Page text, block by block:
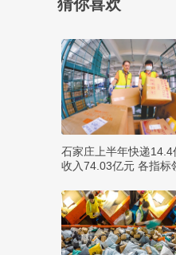
猜你喜欢
石家庄上半年快递14.4
收入74.03亿元 各指标